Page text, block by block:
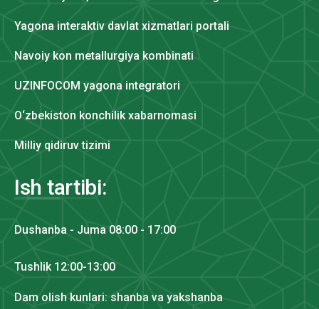
Yagona interaktiv davlat xizmatlari portali
Navoiy kon metallurgiya kombinati
UZINFOCOM yagona integratori
O‘zbekiston konchilik xabarnomasi
Milliy qidiruv tizimi
Ish tartibi:
Dushanba - Juma 08:00 - 17:00
Tushlik 12:00-13:00
Dam olish kunlari: shanba va yakshanba